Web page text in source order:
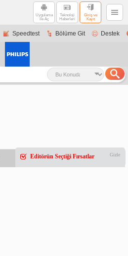
Uygulama
ile Aç
Teknoloji
Haberleri
Giriş ve
Kayıt
Speedtest Bölüme Git Destek
Editörün Seçtiği Fırsatlar Gizle